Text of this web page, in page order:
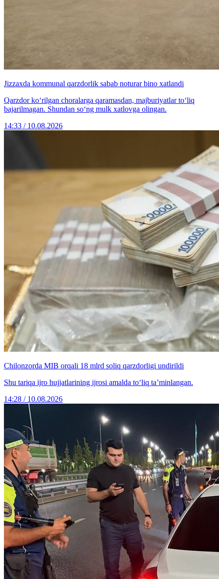
Jizzaxda kommunal qarzdorlik sabab noturar bino xatlandi
Qarzdor ko‘rilgan choralarga qaramasdan, majburiyatlar to‘liq
bajarilmagan. Shundan so‘ng mulk xatlovga olingan.
14:33 / 10.08.2026
Chilonzorda MIB orqali 18 mlrd soliq qarzdorligi undirildi
Shu tariqa ijro hujjatlarining ijrosi amalda to‘liq taʼminlangan.
14:28 / 10.08.2026